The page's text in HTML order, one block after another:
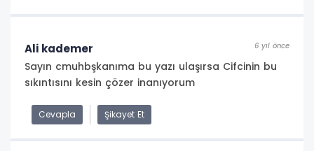
Ali kademer 6 yıl önce
Sayın cmuhbşkanıma bu yazı ulaşırsa Cifcinin bu
sıkıntısını kesin çözer inanıyorum
Cevapla Şikayet Et